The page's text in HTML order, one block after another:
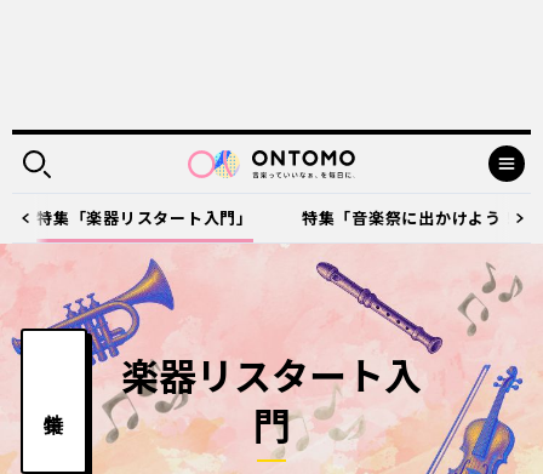
特集「楽器リスタート入門」 特集「音楽祭に出かけよう！
楽器リスタート入
門